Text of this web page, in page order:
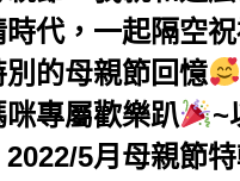
時代，一起隔空
的母親節回憶
專屬歡樂趴
~
5月母親節